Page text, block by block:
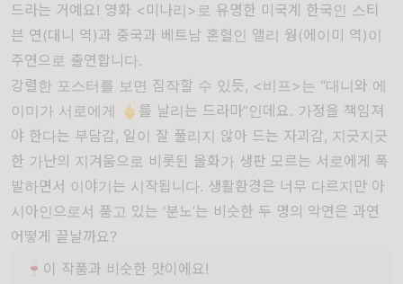
드라는 거예요! 영화 <미나리>로 유명한 미국계 한국인 스티
븐 연(대니 역)과 중국과 베트남 혼혈인 앨리 웡(에이미 역)이
주연으로 출연합니다.
강렬한 포스터를 보면 짐작할 수 있듯, <비프>는 “대니와 에
이미가 서로에게 🖕를 날리는 드라마”인데요. 가정을 책임져
야 한다는 부담감, 일이 잘 풀리지 않아 드는 자괴감, 지긋지긋
한 가난의 지겨움으로 비롯된 울화가 생판 모르는 서로에게 폭
발하면서 이야기는 시작됩니다. 생활환경은 너무 다르지만 아
시아인으로서 품고 있는 ‘분노’는 비슷한 두 명의 악연은 과연
어떻게 끝날까요?
🍷이 작품과 비슷한 맛이에요!